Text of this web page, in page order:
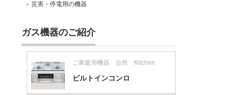
災害・停電用の機器
ガス機器のご紹介
ご家庭用機器 台所 Kitchen
ビルトインコンロ